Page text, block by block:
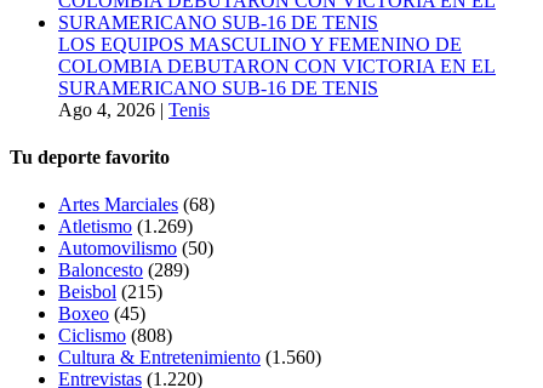
LOS EQUIPOS MASCULINO Y FEMENINO DE
COLOMBIA DEBUTARON CON VICTORIA EN EL
SURAMERICANO SUB-16 DE TENIS
Ago 4, 2026 | Tenis
Tu deporte favorito
Artes Marciales (68)
Atletismo (1.269)
Automovilismo (50)
Baloncesto (289)
Beisbol (215)
Boxeo (45)
Ciclismo (808)
Cultura & Entretenimiento (1.560)
Entrevistas (1.220)